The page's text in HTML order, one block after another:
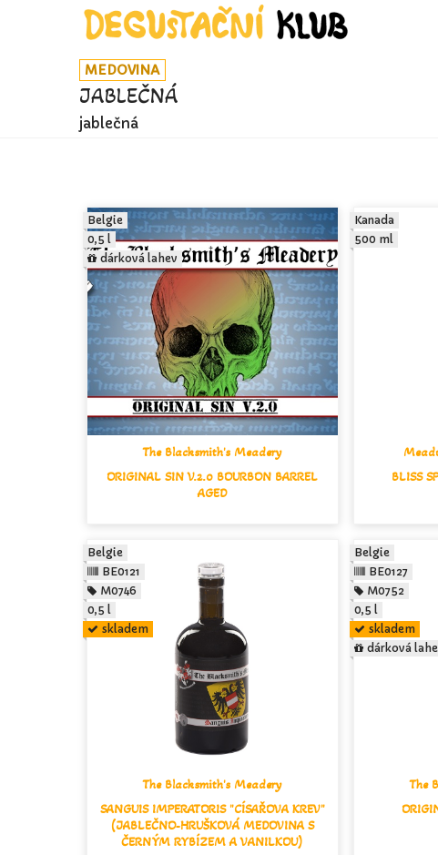
MEDOVINA
JABLEČNÁ
jablečná
The Blacksmith's Meadery
ORIGINAL SIN V.2.0 BOURBON BARREL
AGED
Belgie
0,5 l
dárková lahev
BLISS
Kanada
500 ml
The Blacksmith's Meadery
SANGUIS IMPERATORIS "CÍSAŘOVA KREV"
(JABLEČNO-HRUŠKOVÁ MEDOVINA S
ČERNÝM RYBÍZEM A VANILKOU)
Belgie
BE0121
M0746
0,5 l
skladem
The
Belgie
BE0127
M0752
0,5 l
skladem
dárková